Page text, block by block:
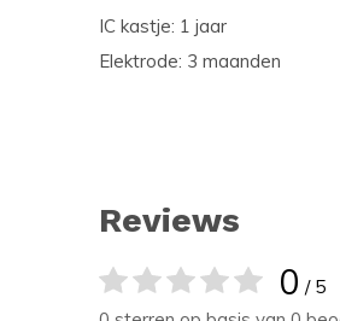
IC kastje: 1 jaar
Elektrode: 3 maanden
Reviews
0 / 5